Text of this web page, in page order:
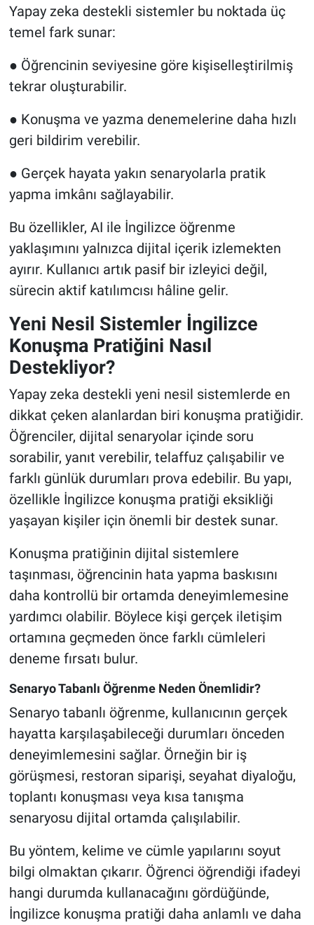
Yapay zeka destekli sistemler bu noktada üç
temel fark sunar:
● Öğrencinin seviyesine göre kişiselleştirilmiş
tekrar oluşturabilir.
● Konuşma ve yazma denemelerine daha hızlı
geri bildirim verebilir.
● Gerçek hayata yakın senaryolarla pratik
yapma imkânı sağlayabilir.
Bu özellikler, AI ile İngilizce öğrenme
yaklaşımını yalnızca dijital içerik izlemekten
ayırır. Kullanıcı artık pasif bir izleyici değil,
sürecin aktif katılımcısı hâline gelir.
Yeni Nesil Sistemler İngilizce
Konuşma Pratiğini Nasıl
Destekliyor?
Yapay zeka destekli yeni nesil sistemlerde en
dikkat çeken alanlardan biri konuşma pratiğidir.
Öğrenciler, dijital senaryolar içinde soru
sorabilir, yanıt verebilir, telaffuz çalışabilir ve
farklı günlük durumları prova edebilir. Bu yapı,
özellikle İngilizce konuşma pratiği eksikliği
yaşayan kişiler için önemli bir destek sunar.
Konuşma pratiğinin dijital sistemlere
taşınması, öğrencinin hata yapma baskısını
daha kontrollü bir ortamda deneyimlemesine
yardımcı olabilir. Böylece kişi gerçek iletişim
ortamına geçmeden önce farklı cümleleri
deneme fırsatı bulur.
Senaryo Tabanlı Öğrenme Neden Önemlidir?
Senaryo tabanlı öğrenme, kullanıcının gerçek
hayatta karşılaşabileceği durumları önceden
deneyimlemesini sağlar. Örneğin bir iş
görüşmesi, restoran siparişi, seyahat diyaloğu,
toplantı konuşması veya kısa tanışma
senaryosu dijital ortamda çalışılabilir.
Bu yöntem, kelime ve cümle yapılarını soyut
bilgi olmaktan çıkarır. Öğrenci öğrendiği ifadeyi
hangi durumda kullanacağını gördüğünde,
İngilizce konuşma pratiği daha anlamlı ve daha